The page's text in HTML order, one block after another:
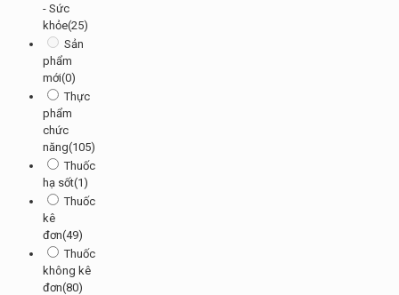
- Sức
khỏe(25)
Sản
phẩm
mới(0)
Thực
phẩm
chức
năng(105)
Thuốc
hạ sốt(1)
Thuốc
kê
đơn(49)
Thuốc
không kê
đơn(80)